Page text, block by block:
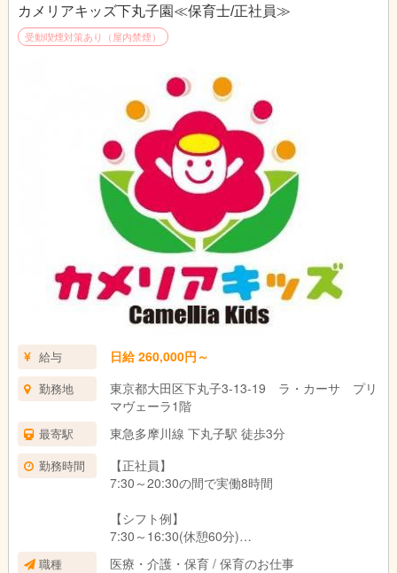
カメリアキッズ下丸子園≪保育士/正社員≫
受動喫煙対策あり（屋内禁煙）
給与 日給 260,000円～
勤務地
東京都大田区下丸子3-13-19 ラ・カーサ プリ
マヴェーラ1階
最寄駅 東急多摩川線 下丸子駅 徒歩3分
勤務時間
【正社員】
7:30～20:30の間で実働8時間
【シフト例】
7:30～16:30(休憩60分)
9:30～18:30(休憩60分)
職種
医療・介護・保育 / 保育のお仕事